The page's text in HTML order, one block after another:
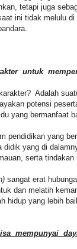
tetapi juga
ini tidak melulu
untuk
Adalah
potensi
yang bermanfaat
pendidikan yang
yang di
serta
sangat erat
dan melatih
hidup yang lebih
mempunyai